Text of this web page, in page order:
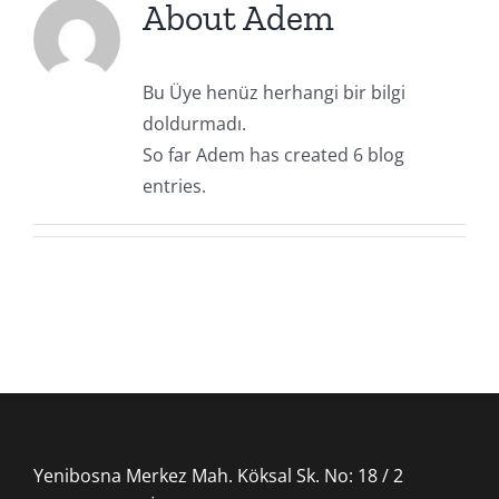
AboutAdem
Bu Üye henüz herhangi bir bilgi
doldurmadı.
So far Adem has created 6 blog
entries.
Yenibosna Merkez Mah. Köksal Sk. No: 18 / 2